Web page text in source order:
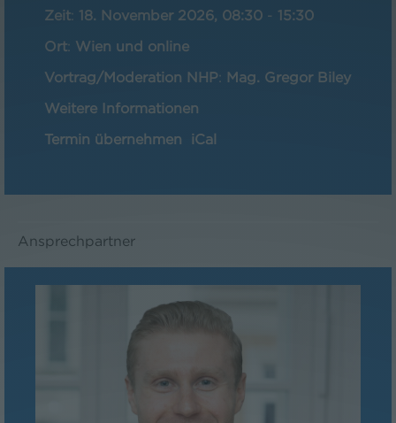
Zeit: 18. November 2026, 08:30 - 15:30
Ort: Wien und online
Vortrag/Moderation NHP: Mag. Gregor Biley
Weitere Informationen
Termin übernehmen
iCal
Ansprechpartner